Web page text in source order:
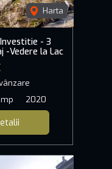
Harta
- 3
-Vedere la Lac
mp 2020